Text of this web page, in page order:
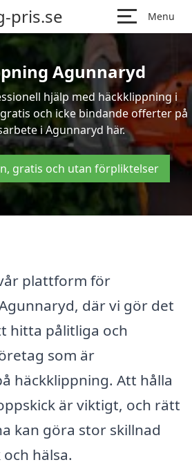
pris.se Menu
Agunnaryd
hjälp med häckklippning i
och icke bindande offerter på
i Agunnaryd här.
gratis och utan förpliktelser
plattform för
där vi gör det
hitta pålitliga och
som är
häckklippning. Att hålla
är viktigt, och rätt
kan göra stor skillnad
hälsa.